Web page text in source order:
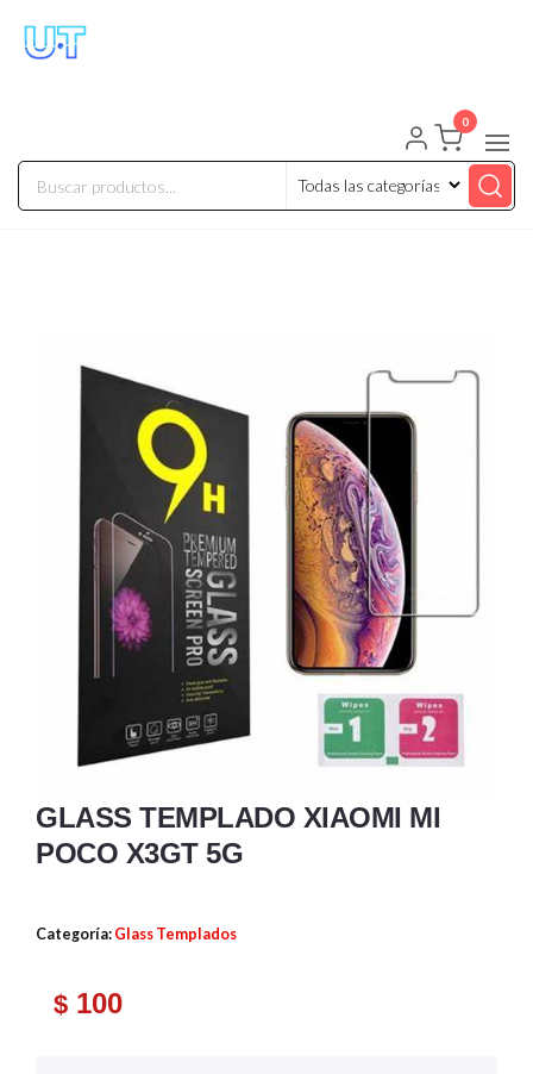
0
GLASS TEMPLADO XIAOMI MI
POCO X3GT 5G
Categoría: Glass Templados
$ 100